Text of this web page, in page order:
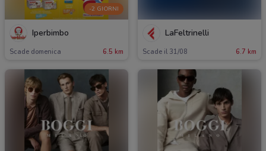
-2 GIORNI
Iperbimbo
Scade domenica 6.5 km
LaFeltrinelli
Scade il 31/08 6.7 km